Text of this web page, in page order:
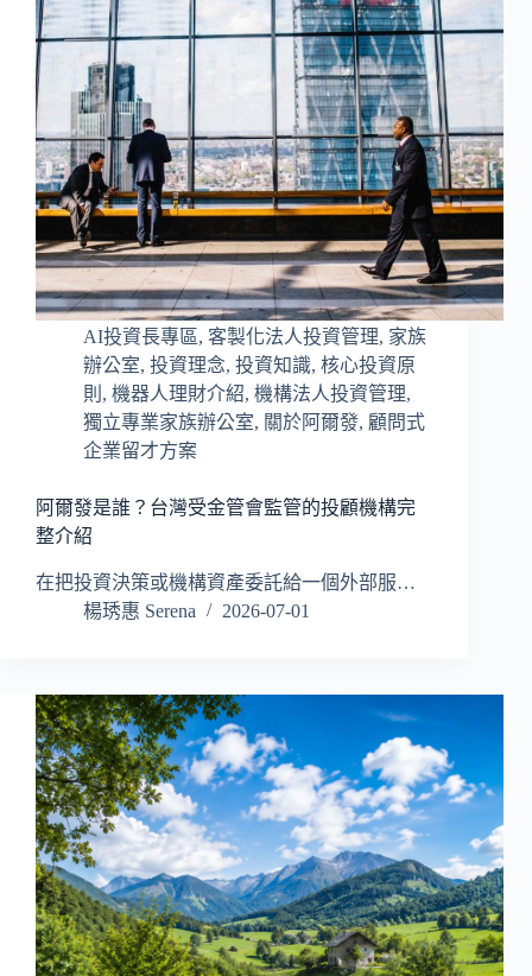
AI投資長專區, 客製化法人投資管理, 家族
辦公室, 投資理念, 投資知識, 核心投資原
則 , 機器人理財介紹, 機構法人投資管理,
獨立專業家族辦公室, 關於阿爾發, 顧問式
企業留才方案
阿爾發是誰？台灣受金管會監管的投顧機構完
整介紹
在把投資決策或機構資產委託給一個外部服…
楊琇惠 Serena
2026-07-01